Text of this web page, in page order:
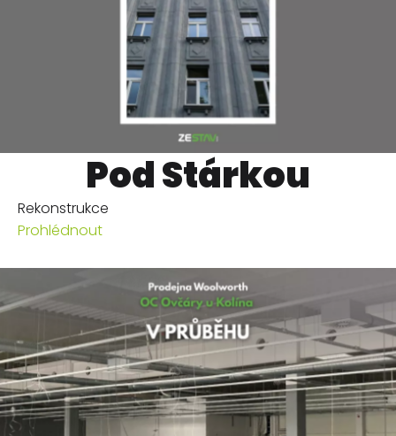
Pod Stárkou
Rekonstrukce
Prohlédnout